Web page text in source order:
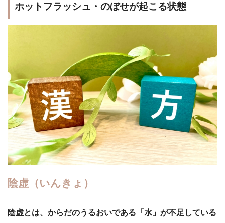
ホットフラッシュ・のぼせが起こる状態
陰虚（いんきょ）
陰虚とは、からだのうるおいである「水」が不足している